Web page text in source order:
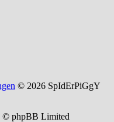
© 2026 SpIdErPiGgY
© phpBB Limited